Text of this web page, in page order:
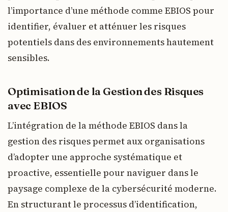
l’importance d’une méthode comme EBIOS pour
identifier, évaluer et atténuer les risques
potentiels dans des environnements hautement
sensibles.
Optimisation de la Gestion des Risques
avec EBIOS
L’intégration de la méthode EBIOS dans la
gestion des risques permet aux organisations
d’adopter une approche systématique et
proactive, essentielle pour naviguer dans le
paysage complexe de la cybersécurité moderne.
En structurant le processus d’identification,